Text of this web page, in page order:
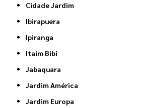
Cidade Jardim
Ibirapuera
Ipiranga
Itaim Bibi
Jabaquara
Jardim América
Jardim Europa